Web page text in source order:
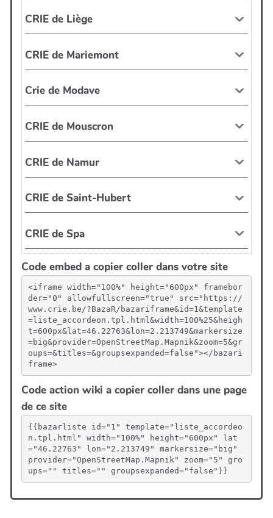
Code embed a copier coller dans votre site
<iframe width="100%" height="600px" framebor
der="0" allowfullscreen="true" src="https://
www.crie.be/?BazaR/bazariframe&id=1&template
=liste_accordeon.tpl.html&width=100%25&heigh
t=600px&lat=46.22763&lon=2.213749&markersize
=big&provider=OpenStreetMap.Mapnik&zoom=5&gr
oups=&titles=&groupsexpanded=false"></bazari
frame>
Code action wiki a copier coller dans une page
de ce site
{{bazarliste id="1" template="liste_accordeo
n.tpl.html" width="100%" height="600px" lat
="46.22763" lon="2.213749" markersize="big"
provider="OpenStreetMap.Mapnik" zoom="5" gro
ups="" titles="" groupsexpanded="false"}}